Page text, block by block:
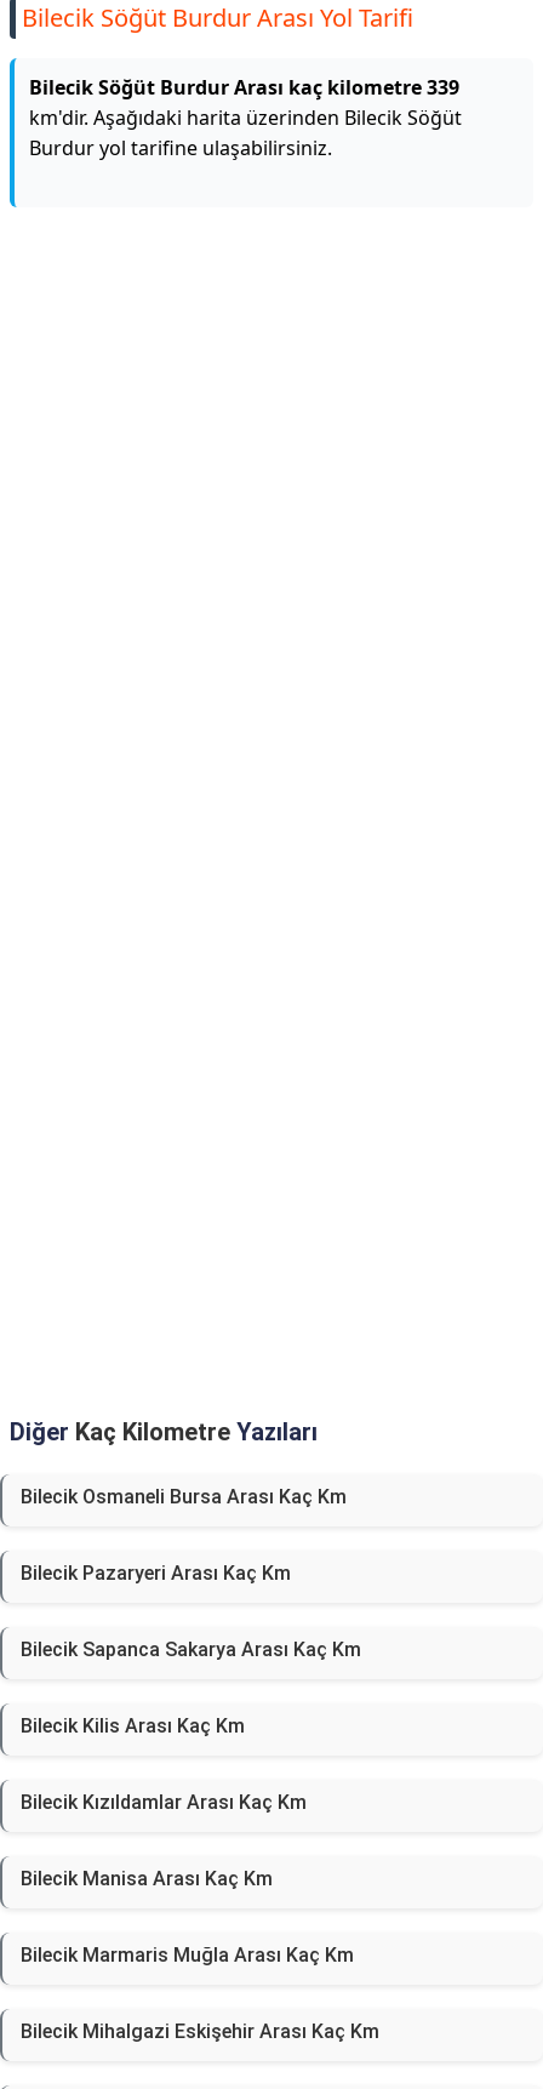
Bilecik Söğüt Burdur Arası Yol Tarifi
Bilecik Söğüt Burdur Arası kaç kilometre 339
km'dir. Aşağıdaki harita üzerinden Bilecik Söğüt
Burdur yol tarifine ulaşabilirsiniz.
Diğer Kaç Kilometre Yazıları
Bilecik Osmaneli Bursa Arası Kaç Km
Bilecik Pazaryeri Arası Kaç Km
Bilecik Sapanca Sakarya Arası Kaç Km
Bilecik Kilis Arası Kaç Km
Bilecik Kızıldamlar Arası Kaç Km
Bilecik Manisa Arası Kaç Km
Bilecik Marmaris Muğla Arası Kaç Km
Bilecik Mihalgazi Eskişehir Arası Kaç Km